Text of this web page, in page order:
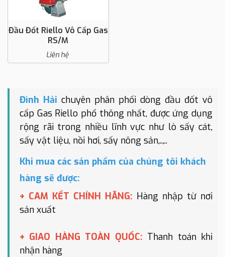
Đầu Đốt Riello Vô Cấp Gas
RS/M
Liên hệ
Đình Hải chuyên phân phối dòng đầu đốt vô
cấp Gas Riello phổ thông nhất, được ứng dụng
rộng rãi trong nhiều lĩnh vực như lò sấy cát,
sấy vật liệu, nồi hơi, sấy nông sản,..,..
Khi mua các sản phẩm của chúng tôi khách
hàng sẽ được:
+ CAM KẾT CHÍNH HÃNG: Hàng nhập từ nơi
sản xuất
+ GIAO HÀNG TOÀN QUỐC: Thanh toán khi
nhận hàng